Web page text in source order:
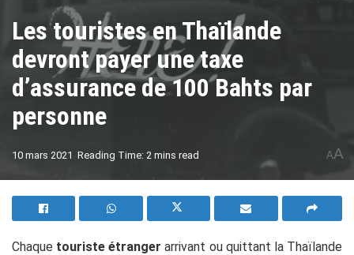
Les touristes en Thaïlande
devront payer une taxe
d’assurance de 100 Bahts par
personne
10 mars 2021 Reading Time: 2 mins read AA
Chaque touriste étrangerarrivant ou quittant la Thaïlande